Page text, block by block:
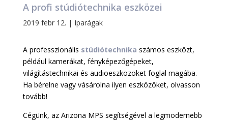
A profi stúdiótechnika eszközei
2019 febr 12. | Iparágak
A professzionális stúdiótechnika számos eszközt,
például kamerákat, fényképezőgépeket,
világítástechnikai és audioeszközöket foglal magába.
Ha bérelne vagy vásárolna ilyen eszközöket, olvasson
tovább!
Cégünk, az Arizona MPS segítségével a legmodernebb